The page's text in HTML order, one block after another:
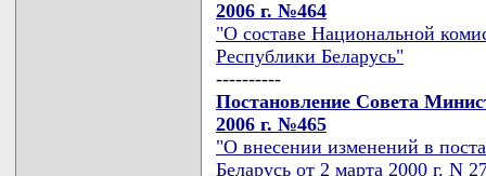
2006 г. №464
"О составе Национальной
Республики Беларусь"
----------
Постановление Совета
2006 г. №465
"О внесении изменений в
Беларусь от 2 марта 2000 г. N